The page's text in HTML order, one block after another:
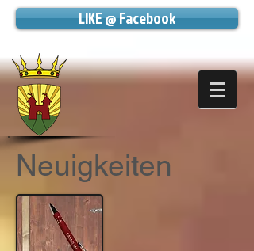
LIKE @ Facebook
Neuigkeiten